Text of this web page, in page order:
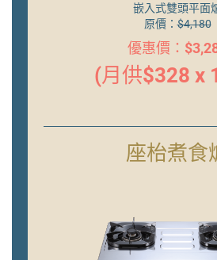
密封爐頭嵌入式平
原價：$6,380
優惠價：
(月供$528 x
座枱煮食